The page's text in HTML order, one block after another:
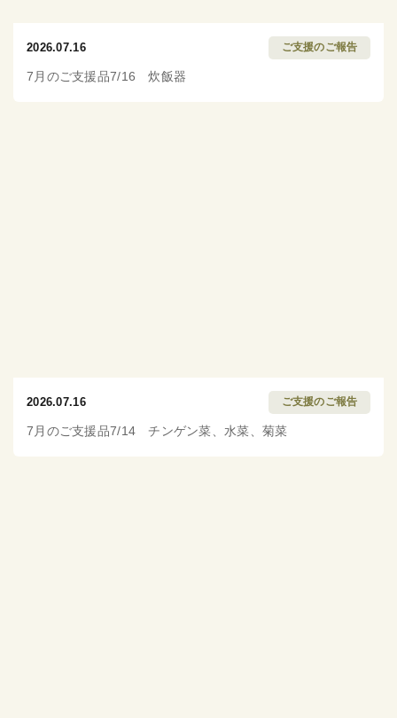
2026.07.16 ご支援のご報告
7月のご支援品7/16 炊飯器
2026.07.16 ご支援のご報告
7月のご支援品7/14 チンゲン菜、水菜、菊菜